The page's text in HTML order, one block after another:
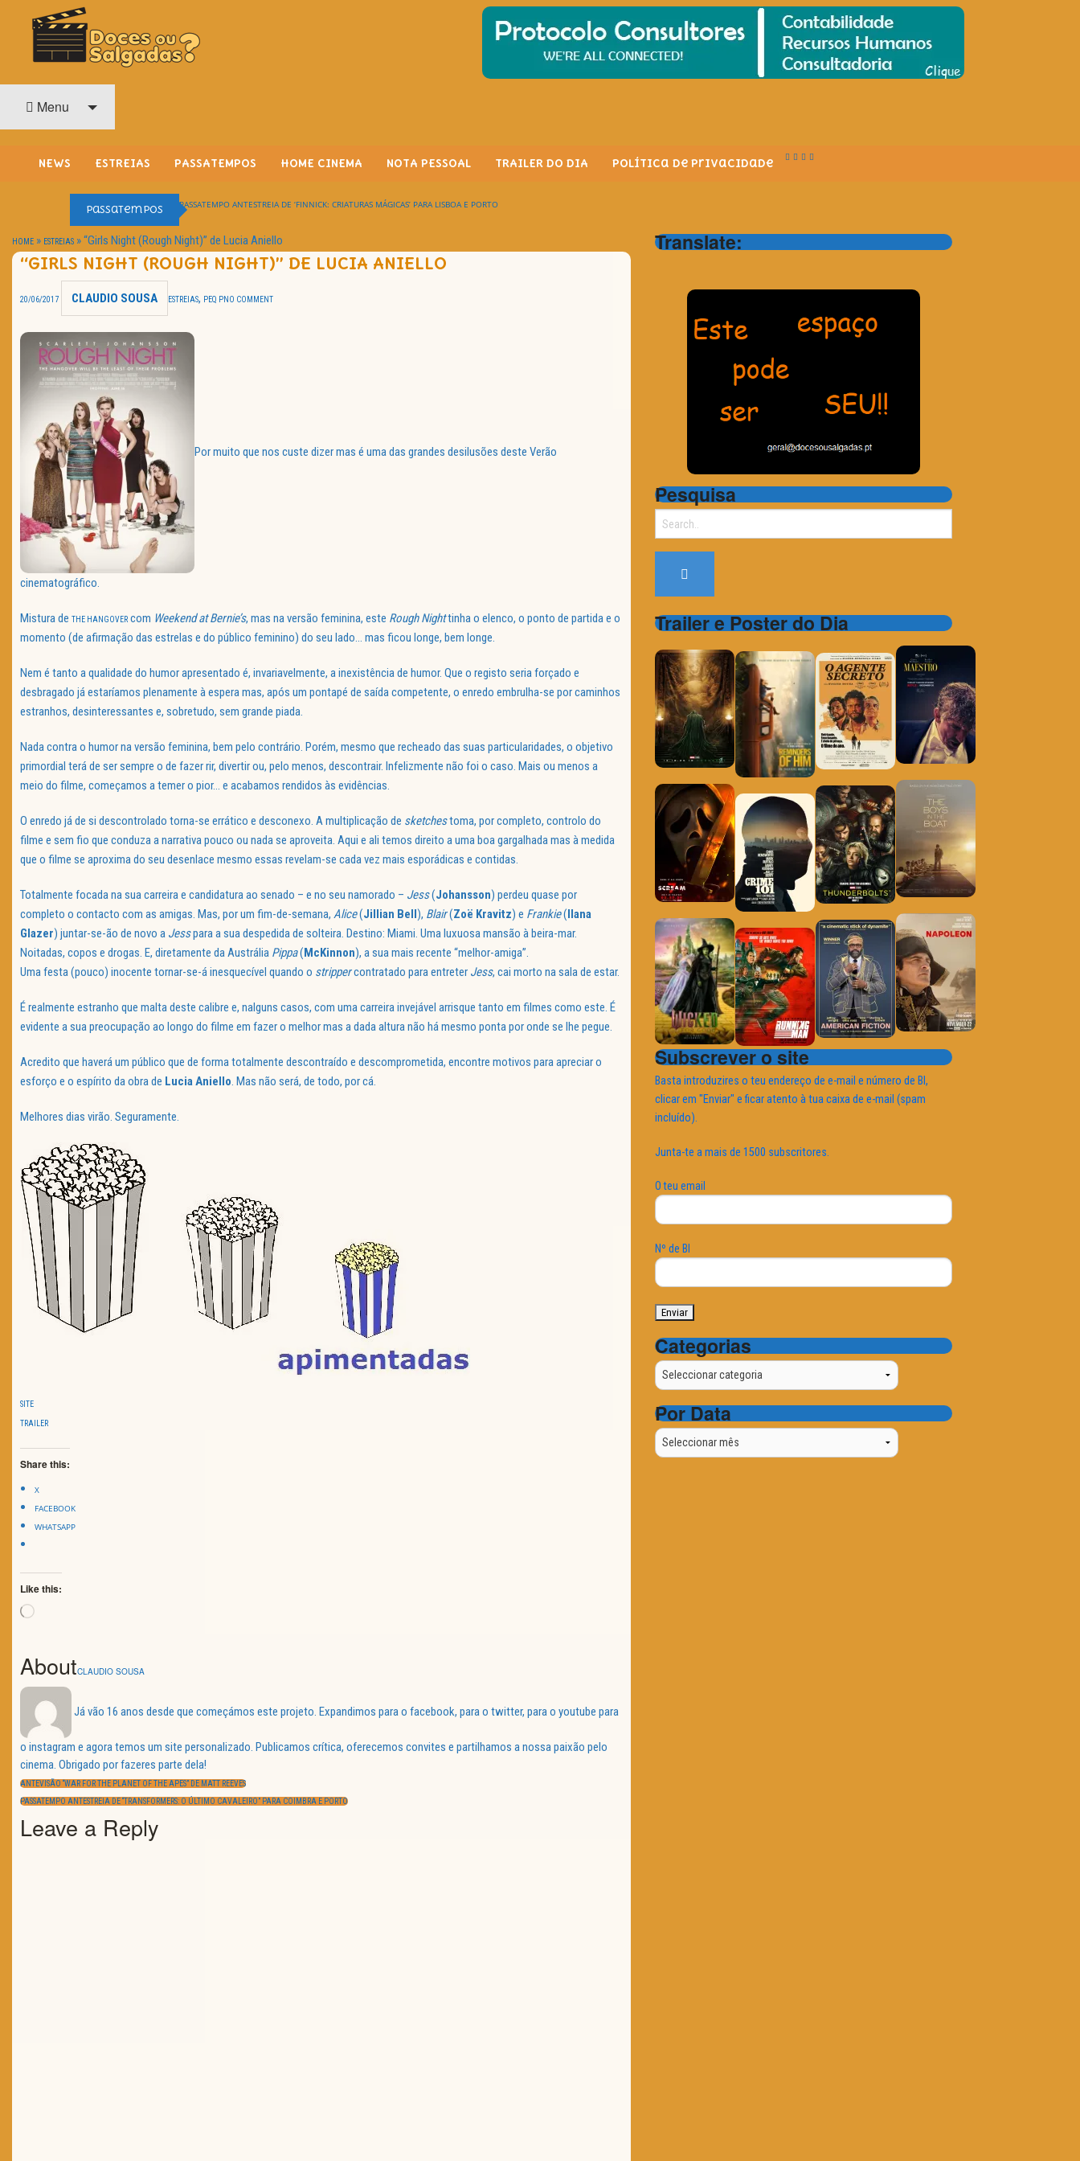
O Cinema? Uma Paixão!!
Menu
NEWS ESTREIAS PASSATEMPOS HOME CINEMA NOTA PESSOAL TRAILER DO DIA Política de Privacidade
Passatempos PASSATEMPO ANTESTREIA DE ‘FINNICK: CRIATURAS MÁGICAS’ PARA LISBOA E PORTO
HOME » ESTREIAS »“Girls Night (Rough Night)” de Lucia Aniello
“GIRLS NIGHT (ROUGH NIGHT)” DE LUCIA ANIELLO
20/06/2017 CLAUDIO SOUSA ESTREIAS, PEQ PNO COMMENT
Por muito que nos custe dizer mas é uma das grandes desilusões deste Verão
cinematográfico.
Mistura de THE HANGOVER com Weekend at Bernie’s, mas na versão feminina, este Rough Nighttinha o elenco, o ponto de partida e o
momento (de afirmação das estrelas e do público feminino) do seu lado… mas ficou longe, bem longe.
Nem é tanto a qualidade do humor apresentado é, invariavelmente, a inexistência de humor. Que o registo seria forçado e
desbragado já estaríamos plenamente à espera mas, após um pontapé de saída competente, o enredo embrulha-se por caminhos
estranhos, desinteressantes e, sobretudo, sem grande piada.
Nada contra o humor na versão feminina, bem pelo contrário. Porém, mesmo que recheado das suas particularidades, o objetivo
primordial terá de ser sempre o de fazer rir, divertir ou, pelo menos, descontrair. Infelizmente não foi o caso. Mais ou menos a
meio do filme, começamos a temer o pior… e acabamos rendidos às evidências.
O enredo já de si descontrolado torna-se errático e desconexo. A multiplicação de sketchestoma, por completo, controlo do
filme e sem fio que conduza a narrativa pouco ou nada se aproveita. Aqui e ali temos direito a uma boa gargalhada mas à medida
que o filme se aproxima do seu desenlace mesmo essas revelam-se cada vez mais esporádicas e contidas.
Totalmente focada na sua carreira e candidatura ao senado – e no seu namorado – Jess(Johansson) perdeu quase por
completo o contacto com as amigas. Mas, por um fim-de-semana, Alice(Jillian Bell), Blair(Zoë Kravitz) e Frankie(Ilana
Glazer) juntar-se-ão de novo a Jesspara a sua despedida de solteira. Destino: Miami. Uma luxuosa mansão à beira-mar.
Noitadas, copos e drogas. E, diretamente da Austrália Pippa(McKinnon), a sua mais recente “melhor-amiga”.
Uma festa (pouco) inocente tornar-se-á inesquecível quando o strippercontratado para entreter Jess, cai morto na sala de estar.
É realmente estranho que malta deste calibre e, nalguns casos, com uma carreira invejável arrisque tanto em filmes como este. É
evidente a sua preocupação ao longo do filme em fazer o melhor mas a dada altura não há mesmo ponta por onde se lhe pegue.
Acredito que haverá um público que de forma totalmente descontraído e descomprometida, encontre motivos para apreciar o
esforço e o espírito da obra de Lucia Aniello. Mas não será, de todo, por cá.
Melhores dias virão. Seguramente.
SITE
TRAILER
Share this:
X
FACEBOOK
WHATSAPP
Like this:
Loading…
AboutCLAUDIO SOUSA
Já vão 16 anos desde que começámos este projeto. Expandimos para o facebook, para o twitter, para o youtube para
o instagram e agora temos um site personalizado. Publicamos crítica, oferecemos convites e partilhamos a nossa paixão pelo
cinema. Obrigado por fazeres parte dela!
Navegação
de
artigos
PREVIOUS
ANTEVISÃO “WAR FOR THE PLANET OF THE APES” DE MATT REEVES
NEXT
PASSATEMPO ANTESTREIA DE “TRANSFORMERS: O ÚLTIMO CAVALEIRO” PARA COIMBRA E PORTO
Leave a Reply
Translate:
Pesquisa
Trailer e Poster do Dia
Subscrever o site
Basta introduzires o teu endereço de e-mail e número de BI,
clicar em "Enviar" e ficar atento à tua caixa de e-mail (spam
incluído).
Junta-te a mais de 1500 subscritores.
O teu email
Nº de BI
Categorias
Categorias
Por Data
Por
Data